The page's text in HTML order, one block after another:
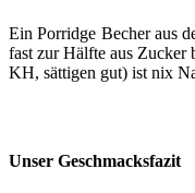
Ein Porridge Becher aus
fast zur Hälfte aus Zucker
KH, sättigen gut) ist nix
Unser Geschmacksfazit